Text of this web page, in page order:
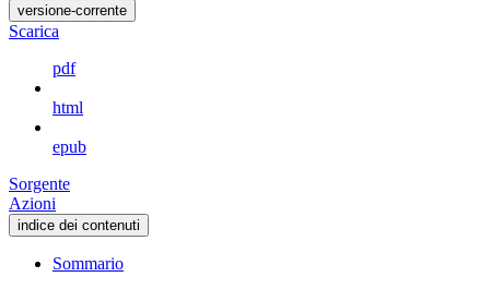
versione-corrente
Scarica
pdf
html
epub
Sorgente
Azioni
indice dei contenuti
Sommario